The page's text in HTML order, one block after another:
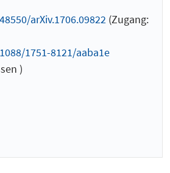
arXiv.1706.09822 (Zugang:
1751-8121/aaba1e
)